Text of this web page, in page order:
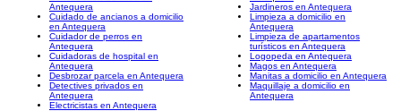
Antequera
Cuidado de ancianos a domicilio
en Antequera
Cuidador de perros en
Antequera
Cuidadoras de hospital en
Antequera
Desbrozar parcela en Antequera
Detectives privados en
Antequera
Electricistas en Antequera
Jardineros en Antequera
Limpieza a domicilio en
Antequera
Limpieza de apartamentos
turísticos en Antequera
Logopeda en Antequera
Magos en Antequera
Manitas a domicilio en Antequera
Maquillaje a domicilio en
Antequera